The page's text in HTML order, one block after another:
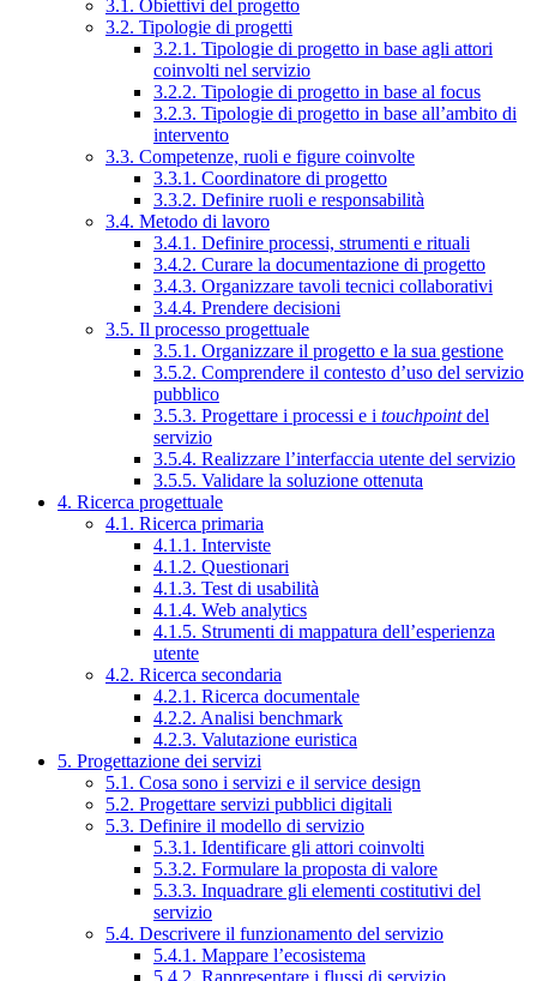
3.1. Obiettivi del progetto
3.2. Tipologie di progetti
3.2.1. Tipologie di progetto in base agli attori
coinvolti nel servizio
3.2.2. Tipologie di progetto in base al focus
3.2.3. Tipologie di progetto in base all’ambito di
intervento
3.3. Competenze, ruoli e figure coinvolte
3.3.1. Coordinatore di progetto
3.3.2. Definire ruoli e responsabilità
3.4. Metodo di lavoro
3.4.1. Definire processi, strumenti e rituali
3.4.2. Curare la documentazione di progetto
3.4.3. Organizzare tavoli tecnici collaborativi
3.4.4. Prendere decisioni
3.5. Il processo progettuale
3.5.1. Organizzare il progetto e la sua gestione
3.5.2. Comprendere il contesto d’uso del servizio
pubblico
3.5.3. Progettare i processi e i touchpointdel
servizio
3.5.4. Realizzare l’interfaccia utente del servizio
3.5.5. Validare la soluzione ottenuta
4. Ricerca progettuale
4.1. Ricerca primaria
4.1.1. Interviste
4.1.2. Questionari
4.1.3. Test di usabilità
4.1.4. Web analytics
4.1.5. Strumenti di mappatura dell’esperienza
utente
4.2. Ricerca secondaria
4.2.1. Ricerca documentale
4.2.2. Analisi benchmark
4.2.3. Valutazione euristica
5. Progettazione dei servizi
5.1. Cosa sono i servizi e il service design
5.2. Progettare servizi pubblici digitali
5.3. Definire il modello di servizio
5.3.1. Identificare gli attori coinvolti
5.3.2. Formulare la proposta di valore
5.3.3. Inquadrare gli elementi costitutivi del
servizio
5.4. Descrivere il funzionamento del servizio
5.4.1. Mappare l’ecosistema
5.4.2. Rappresentare i flussi di servizio